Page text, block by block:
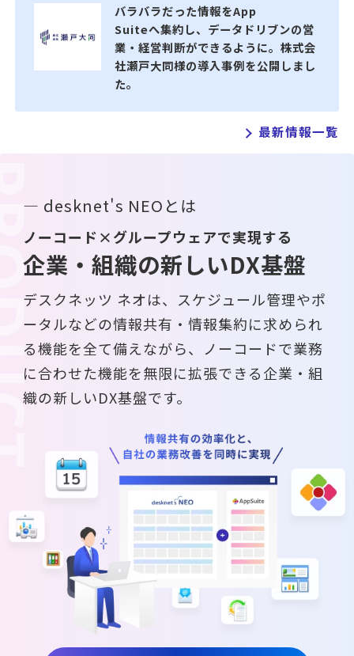
バラバラだった情報をApp
Suiteへ集約し、データドリブンの営
業・経営判断ができるように。株式会
社瀬戸大同様の導入事例を公開しまし
た。
最新情報一覧
— desknet's NEOとは
ノーコード×グループウェアで実現する
企業・組織の新しいDX基盤
デスクネッツ ネオは、スケジュール管理やポ
ータルなどの情報共有・情報集約に求められ
る機能を全て備えながら、
ノーコードで業務
に合わせた機能を無限に拡張できる企業・組
織の新しいDX基盤です。